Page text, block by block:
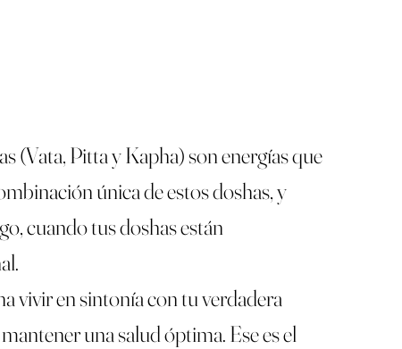
(Vata, Pitta y Kapha) son energías que
única de estos doshas, y
cuando tus doshas están
vivir en sintonía con tu verdadera
una salud óptima. Ese es el